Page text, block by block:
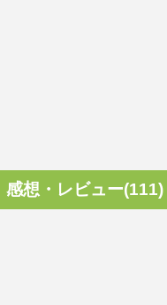
感想・レビュー(111)